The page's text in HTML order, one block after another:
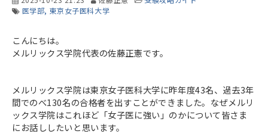
医学部 東京女子医科大学
こんにちは。
メルリックス学院代表の佐藤正憲です。
メルリックス学院は東京女子医科大学に昨年度43名、過去3年
間でのべ130名の合格者を出すことができました。なぜメルリ
ックス学院はこれほど「女子医に強い」のかについて皆さま
にお話ししたいと思います。